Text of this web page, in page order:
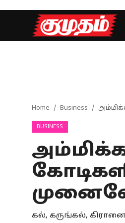
Games
Special Story
Home Business
BUSINESS
கல், கருங்கல்,